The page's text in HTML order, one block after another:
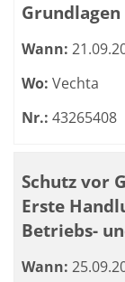
Wann:
Wo: Vechta
Nr.: 43265408
Schutz vor
Erste
Betriebs-
Wann: